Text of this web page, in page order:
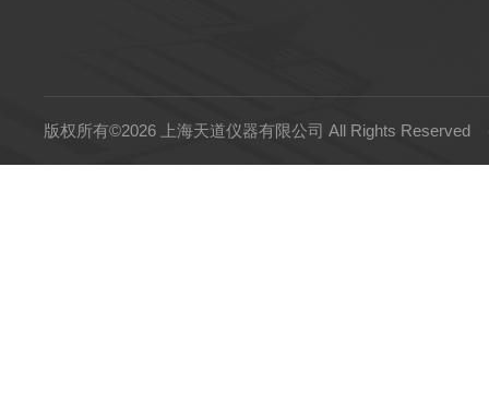
版权所有©2026 上海天道仪器有限公司 All Rights Reserved